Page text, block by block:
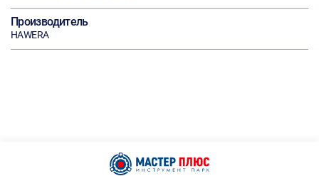
Производитель
HAWERA